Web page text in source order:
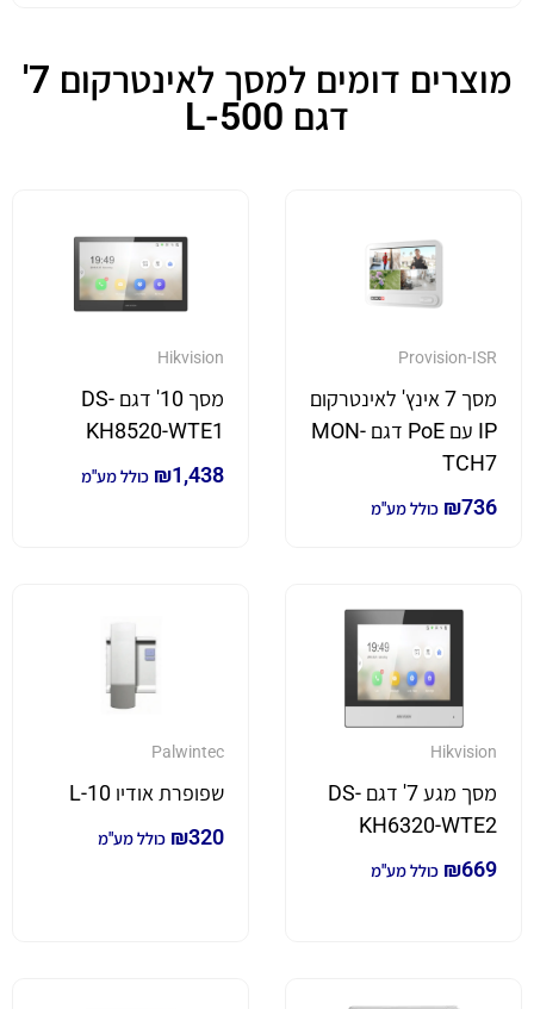
מוצרים דומים למסך לאינטרקום 7'
דגם L-500
Provision-ISR
מסך 7 אינץ' לאינטרקום
IP עם PoE דגם MON-
TCH7
₪736 כולל מע"מ
Hikvision
מסך 10' דגם DS-
KH8520-WTE1
₪1,438 כולל מע"מ
Hikvision
מסך מגע 7' דגם DS-
KH6320-WTE2
₪669 כולל מע"מ
Palwintec
שפופרת אודיו L-10
₪320 כולל מע"מ